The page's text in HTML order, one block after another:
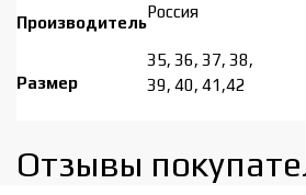
Производитель
Россия
Размер
35, 36, 37, 38,
39, 40, 41,42
Отзывы